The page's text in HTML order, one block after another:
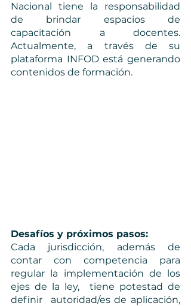
Nacional tiene la responsabilidad
de brindar espacios de
capacitación a docentes.
Actualmente, a través de su
plataforma INFOD está generando
contenidos de formación.
Desafíos y próximos pasos:
Cada jurisdicción, además de
contar con competencia para
regular la implementación de los
ejes de la ley,  tiene potestad de
definir  autoridad/es de aplicación,